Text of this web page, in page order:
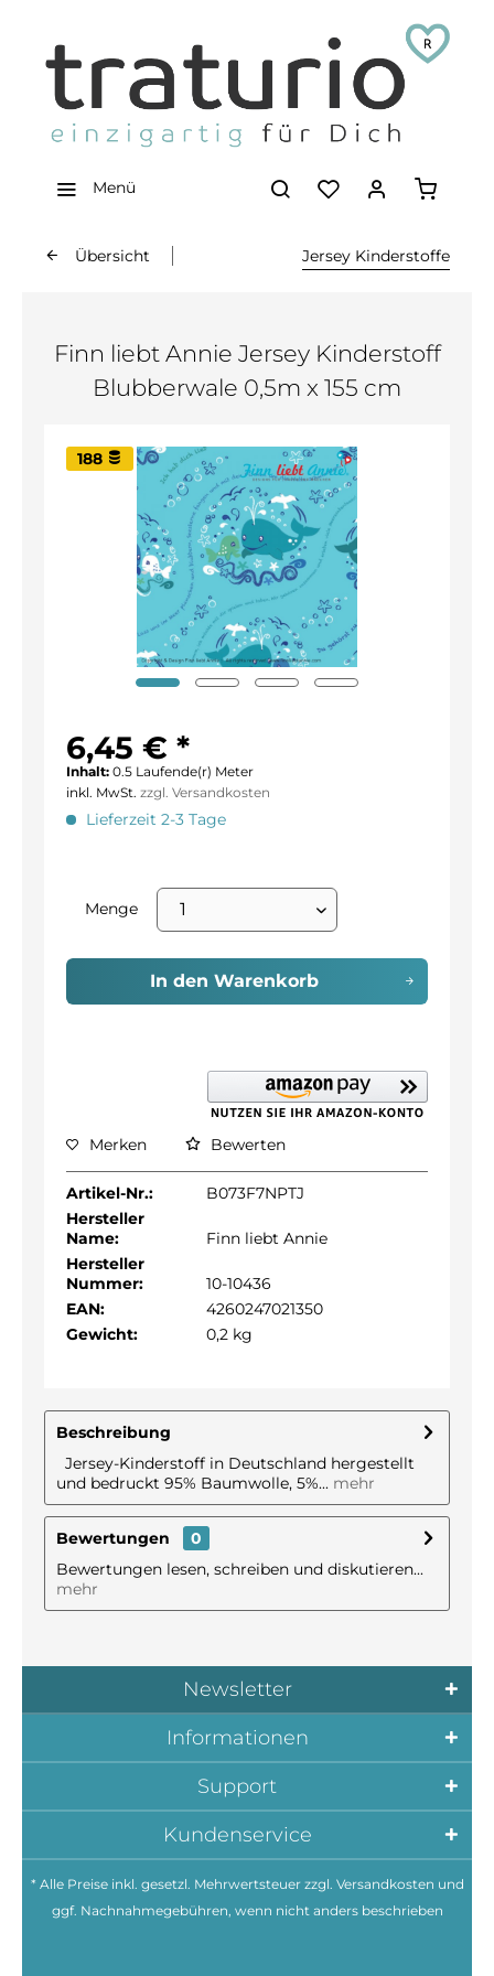
Menü
Übersicht Jersey Kinderstoffe
Finn liebt Annie Jersey Kinderstoff
Blubberwale 0,5m x 155 cm
188
6,45 € *
Inhalt: 0.5 Laufende(r) Meter
inkl. MwSt. zzgl. Versandkosten
Lieferzeit 2-3 Tage
Menge
In den Warenkorb
Merken Bewerten
Artikel-Nr.:
B073F7NPTJ
Hersteller
Name:
Finn liebt Annie
Hersteller
Nummer:
10-10436
EAN:
4260247021350
Gewicht:
0,2 kg
Beschreibung
Jersey-Kinderstoff in Deutschland hergestellt
und bedruckt 95% Baumwolle, 5%... mehr
Bewertungen
0
Bewertungen lesen, schreiben und diskutieren...
mehr
Kundenservice
Support
Informationen
Newsletter
* Alle Preise inkl. gesetzl. Mehrwertsteuer zzgl. Versandkosten und
ggf. Nachnahmegebühren, wenn nicht anders beschrieben